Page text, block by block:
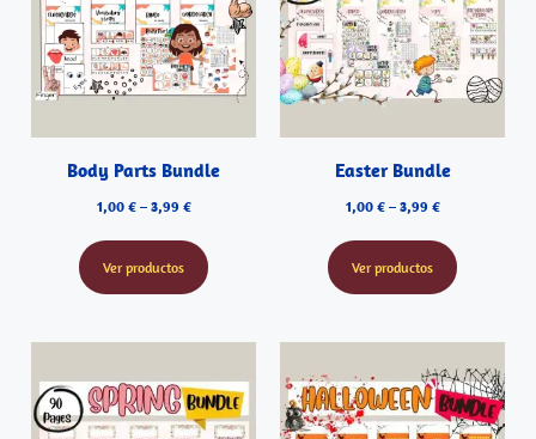
Body Parts Bundle
1,00 €– 3,99 €
Ver productos
Easter Bundle
1,00 €– 3,99 €
Ver productos